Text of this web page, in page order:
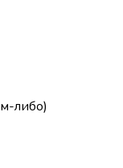
либо)